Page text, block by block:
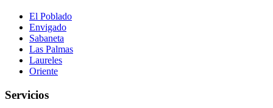
El Poblado
Envigado
Sabaneta
Las Palmas
Laureles
Oriente
Servicios